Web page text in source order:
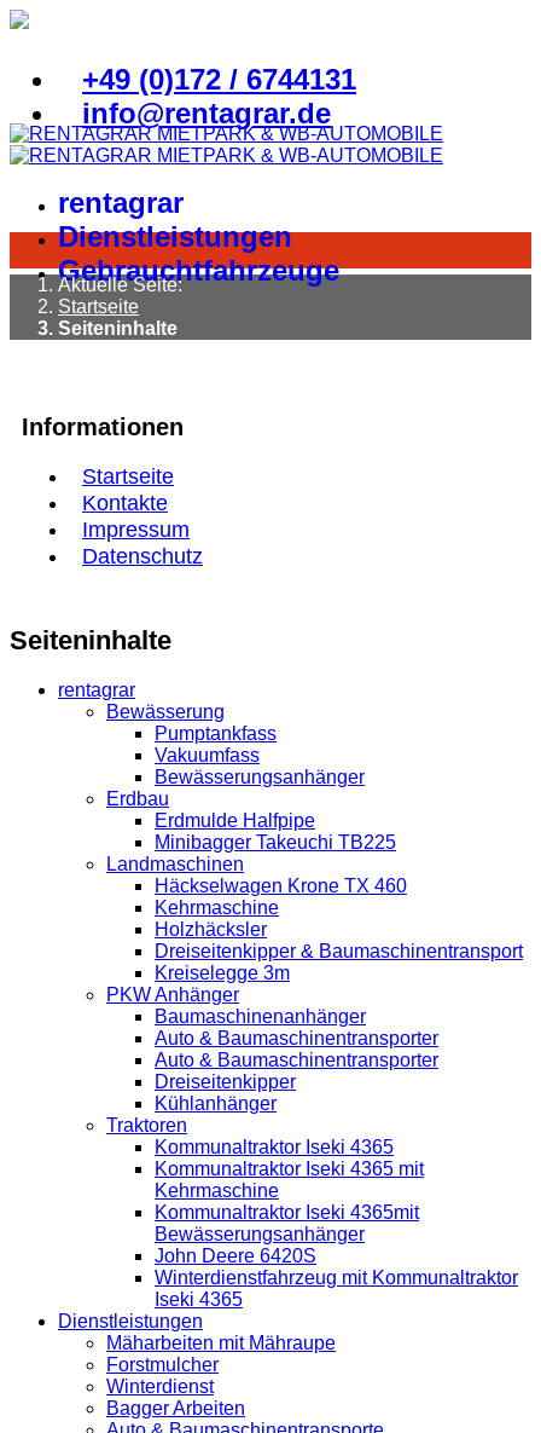
+49 (0)172 / 6744131
info@rentagrar.de
rentagrar
Dienstleistungen
Gebrauchtfahrzeuge
Aktuelle Seite:
Startseite
Seiteninhalte
Informationen
Startseite
Kontakte
Impressum
Datenschutz
Seiteninhalte
rentagrar
Bewässerung
Pumptankfass
Vakuumfass
Bewässerungsanhänger
Erdbau
Erdmulde Halfpipe
Minibagger Takeuchi TB225
Landmaschinen
Häckselwagen Krone TX 460
Kehrmaschine
Holzhäcksler
Dreiseitenkipper & Baumaschinentransport
Kreiselegge 3m
PKW Anhänger
Baumaschinenanhänger
Auto & Baumaschinentransporter
Auto & Baumaschinentransporter
Dreiseitenkipper
Kühlanhänger
Traktoren
Kommunaltraktor Iseki 4365
Kommunaltraktor Iseki 4365 mit
Kehrmaschine
Kommunaltraktor Iseki 4365mit
Bewässerungsanhänger
John Deere 6420S
Winterdienstfahrzeug mit Kommunaltraktor
Iseki 4365
Dienstleistungen
Mäharbeiten mit Mähraupe
Forstmulcher
Winterdienst
Bagger Arbeiten